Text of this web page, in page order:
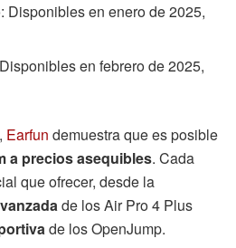
: Disponibles en enero de 2025,
en febrero de 2025,
Earfun demuestra que es posible
a precios asequibles. Cada
que ofrecer, desde la
de los Air Pro 4 Plus
de los OpenJump.